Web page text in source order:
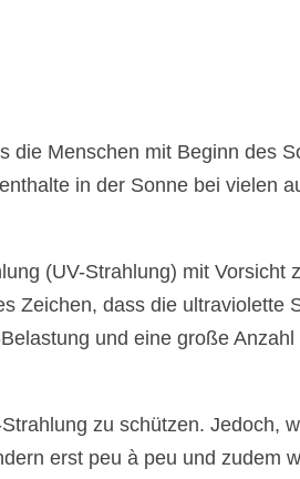
die Menschen mit Beginn des
in der Sonne bei vielen
(UV-Strahlung) mit Vorsicht
Zeichen, dass die ultraviolette
und eine große Anzahl
zu schützen. Jedoch,
erst peu à peu und zudem